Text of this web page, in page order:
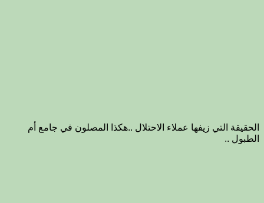
الحقيقة التي زيفها عملاء الاحتلال ..هكذا المصلون في جامع أم
الطبول ..